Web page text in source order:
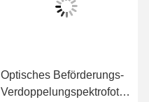
Optisches Beförderungs-